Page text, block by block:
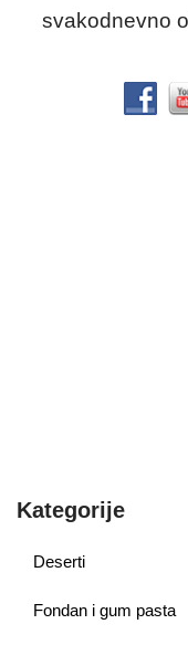
svakodnevno
Kategorije
Deserti
Fondan i gum pasta